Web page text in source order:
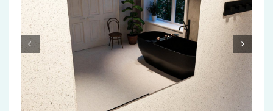
Accessoires
Installatiemateriaal
Klimaatbeheersing
PVC
Tegels